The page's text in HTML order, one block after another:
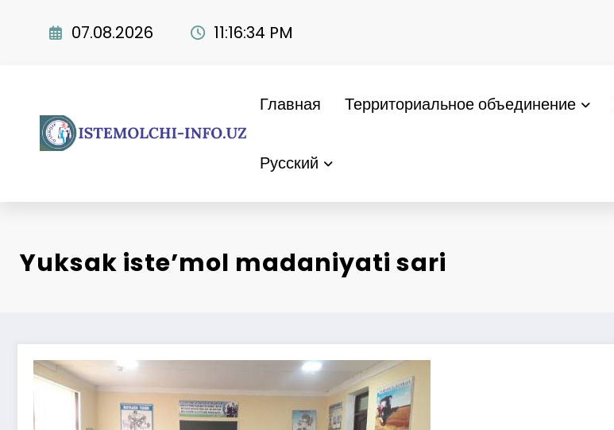
07.08.2026 11:16:35 PM
Главная Территориальное объединение
Русский
Yuksak iste’mol madaniyati sari